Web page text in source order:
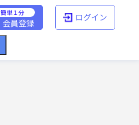
簡単１分
会員登録 ログイン